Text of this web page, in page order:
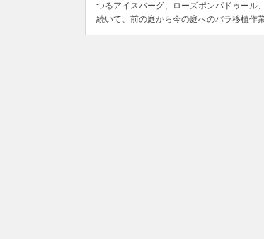
つるアイスバーグ、ローズポンパドゥール
続いて、前の庭から今の庭へのバラ移植作
のノヴァーリスです。もともと日当たりの